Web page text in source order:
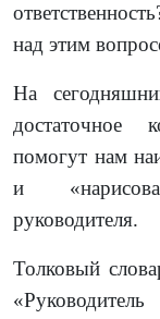
над этим
На
достаточное
помогут нам
и
руководителя.
Толковый